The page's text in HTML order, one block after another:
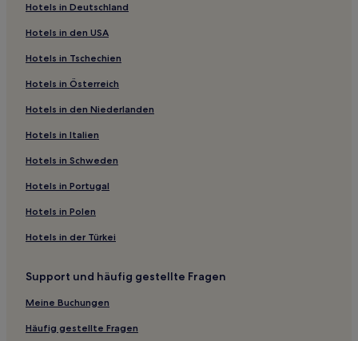
4-Sterne-Hotels in Strand von Khao Takiab
2-Sterne-Hotels in Strand von Khao Takiab
5-Sterne-Hotels in Strand von Khao Takiab
Aparthotels in Khao Tao
Gasthäuser in Strand von Hua Hin
Aparthotels in Strand von Hua Hin
Hotel-Resorts in Strand von Khao Takiab
Aparthotels in Strand von Khao Takiab
Gasthäuser in Strand von Khao Takiab
Gasthäuser in Hua Hin
Villen in Hua Hin
Ferienwohnungen in Hua Hin
Hotels in Deutschland
Hotels in den USA
Hotels in Tschechien
Hotels in Österreich
Hotels in den Niederlanden
Hotels in Italien
Hotels in Schweden
Hotels in Portugal
Hotels in Polen
Hotels in der Türkei
Support und häufig gestellte Fragen
Meine Buchungen
Häufig gestellte Fragen